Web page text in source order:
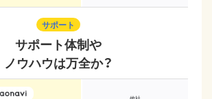
サポート
サポート体制や
ノウハウは万全か？